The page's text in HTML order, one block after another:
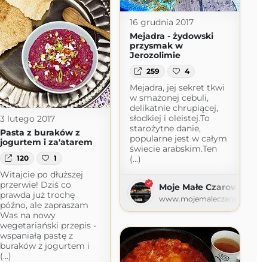
16 grudnia 2017
Mejadra - żydowski
przysmak w
Jerozolimie
259 4
Mejadra, jej sekret tkwi
w smażonej cebuli,
delikatnie chrupiącej,
słodkiej i oleistej.To
starożytne danie,
popularne jest w całym
świecie arabskim.Ten
(...)
Moje Małe Czarowanie
3 lutego 2017
Pasta z buraków z
jogurtem i za'atarem
120 1
Witajcie po dłuższej
przerwie! Dziś co
prawda już trochę
późno, ale zapraszam
Was na nowy
wegetariański przepis -
wspaniałą pastę z
buraków z jogurtem i
(...)